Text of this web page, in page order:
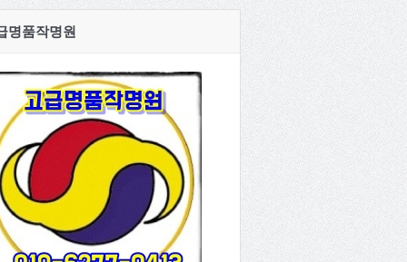
명품작명원